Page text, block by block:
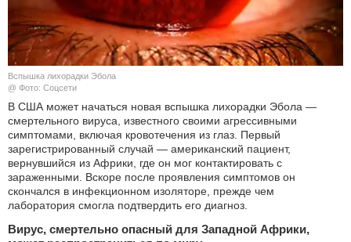
НАУКА
СПОРТ
АВТО И МОТО
ЭГОИЗМ
БЛОГ
Вспышка лихорадки Эбола
@ Фото: Соцсети
В США может начаться новая вспышка лихорадки Эбола —
смертельного вируса, известного своими агрессивными
симптомами, включая кровотечения из глаз. Первый
зарегистрированный случай — американский пациент,
вернувшийся из Африки, где он мог контактировать с
зараженными. Вскоре после проявления симптомов он
скончался в инфекционном изоляторе, прежде чем
лаборатория смогла подтвердить его диагноз.
Вирус, смертельно опасный для Западной Африки,